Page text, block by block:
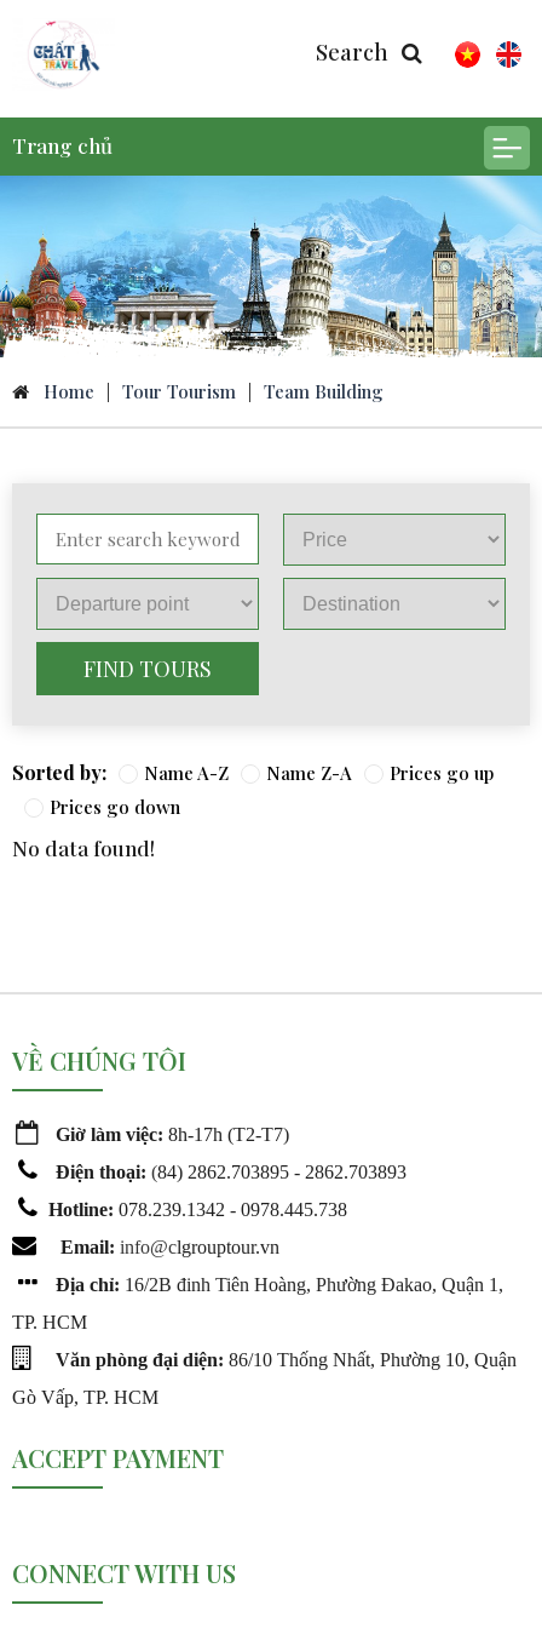
Search
Trang chủ
Home Tour Tourism Team Building
FIND TOURS
Sorted by: Name A-Z Name Z-A
Prices go up
Prices go down
No data found!
VỀ CHÚNG TÔI
Giờ làm việc: 8h-17h (T2-T7)
Điện thoại: (84) 2862.703895 - 2862.703893
Hotline: 078.239.1342 - 0978.445.738
Email: info@clgrouptour.vn
Địa chỉ: 16/2B đinh Tiên Hoàng, Phường Đakao, Quận 1,
TP. HCM
Văn phòng đại diện: 86/10 Thống Nhất, Phường 10, Quận
Gò Vấp, TP. HCM
ACCEPT PAYMENT
CONNECT WITH US